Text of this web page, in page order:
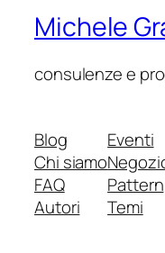
Michele
consulenze e
Blog
Chi siamo
FAQ
Autori
Eventi
Pattern
Temi